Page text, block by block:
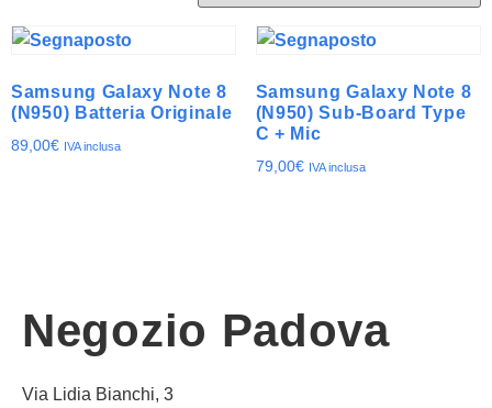
Samsung Galaxy Note 8
(N950) Batteria Originale
89,00€ IVA inclusa
Samsung Galaxy Note 8
(N950) Sub-Board Type
C + Mic
79,00€ IVA inclusa
Negozio Padova
Via Lidia Bianchi, 3